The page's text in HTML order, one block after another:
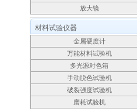
放大镜
材料试验仪器
金属硬度计
万能材料试验机
多光源对色箱
手动脱色试验机
破裂强度试验机
磨耗试验机